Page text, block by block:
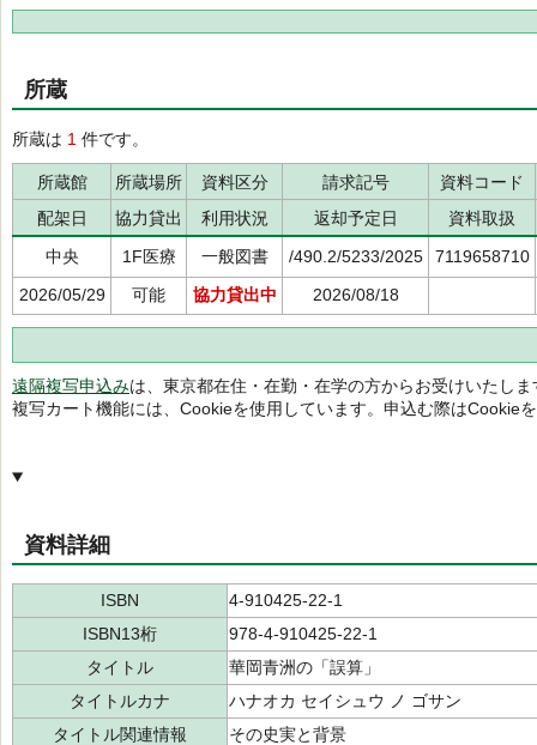
所蔵
所蔵は 1 件です。
所蔵館 所蔵場所 資料区分 請求記号
資料コード
配架日
協力貸出 利用状況 返却予定日
資料取扱
中央
1F医療 一般図書 /490.2/5233/2025
7119658710
2026/05/29
可能 協力貸出中 2026/08/18
遠隔複写申込みは、東京都在住・在勤・在学の方からお受けいたしま
複写カート機能には、Cookieを使用しています。申込む際はCookie
資料詳細
ISBN
4-910425-22-1
ISBN13桁
978-4-910425-22-1
タイトル
華岡青洲の「誤算」
タイトルカナ
ハナオカ セイシュウ ノ ゴサン
タイトル関連情報
その史実と背景